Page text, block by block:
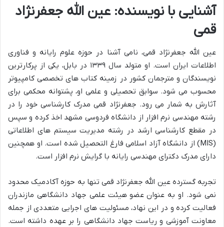
آشنایی با نویسنده: عین الله جعفرنژاد
قمی
عین الله جعفرنژاد قمی، نامی آشنا در حوزه علوم رایانه و فناوری
اطلاعات ایران است. او متولد سال ۱۳۳۹ در بابل، یکی از پرکارترین
نویسندگان و مترجمان کشور در زمینه کتاب های تخصصی کامپیوتر
محسوب می شود. سوابق تحصیلی و علمی او، پشتوانه محکمی برای
آثارش به شمار می رود. جعفرنژاد قمی مدرک کارشناسی خود را در
رشته مهندسی نرم افزار از دانشگاه فردوسی مشهد اخذ کرده و سپس
در مقطع کارشناسی ارشد در رشته مدیریت سیستم های اطلاعاتی
(MIS) از دانشگاه آزاد اسلامی فارغ التحصیل شده است. او همچنین
دارای مدرک دکترای مهندسی رایانه با گرایش نرم افزار است.
تجربه گسترده عین الله جعفرنژاد قمی تنها به حوزه آکادمیک محدود
نمی شود. او به عنوان عضو هیئت علمی جهاد دانشگاهی مازندران
فعالیت کرده و در این نهاد، مسئولیت های اجرایی متعددی از جمله
معاونت آموزشی و ریاست جهاد دانشگاهی را بر عهده داشته است.